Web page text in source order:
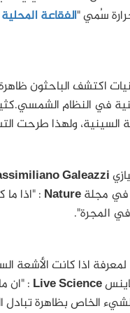
سُمي "الفقاعة المحلية
في النظام
السينية، ولهذا طرحت
Galeazzi
Nature : "اذا
المجرة".
اذا كانت الأشعة
Live Science : "ان
الخاص بظاهرة